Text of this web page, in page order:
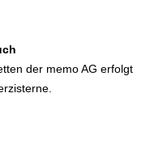
der memo AG erfolgt